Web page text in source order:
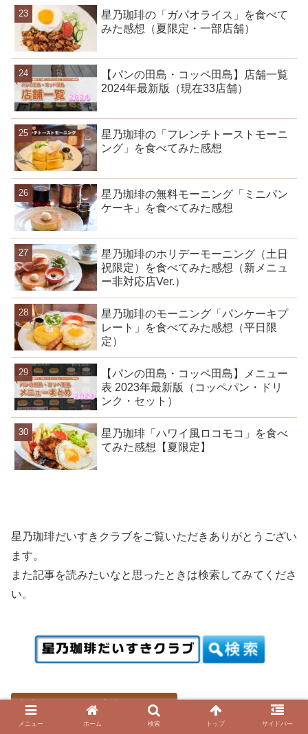
星乃珈琲の「ガパオライス」を食べて
みた感想（夏限定・一部店舗）
【パンの田島・コッペ田島】店舗一覧
2024年最新版（現在33店舗）
星乃珈琲の「フレンチトーストモーニ
ング」を食べてみた感想
星乃珈琲の無料モーニング「ミニパン
ケーキ」を食べてみた感想
星乃珈琲のホリデーモーニング（土日
祝限定）を食べてみた感想（新メニュ
ー非対応店Ver.）
星乃珈琲のモーニング「パンケーキプ
レート」を食べてみた感想（平日限
定）
【パンの田島・コッペ田島】メニュー
表 2023年最新版（コッペパン・ドリ
ンク・セット）
星乃珈琲「ハワイ風ロコモコ」を食べ
てみた感想【夏限定】
星乃珈琲だいすきクラブをご覧いただきありがとうござい
ます。
また記事を読みたいなと思ったときは検索してみてくださ
い。
検索がこのサイトの応援になります!!
「 星乃珈琲だいすきクラブ 」で検索してみる
メニュー ホーム 検索 トップ サイドバー